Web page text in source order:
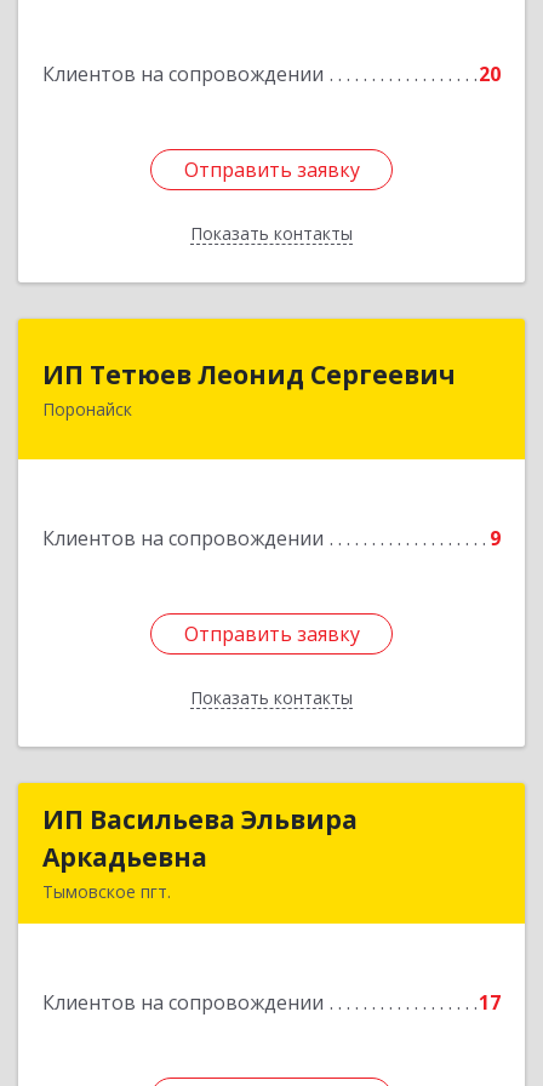
Клиентов на сопровождении 20
Отправить заявку
Показать контакты
Отправить заявку
Назад
ИП Тетюев Леонид Сергеевич
Поронайск
Клиентов на сопровождении 9
Отправить заявку
Показать контакты
694242, Сахалинская обл, Поронайск г, Фрунзе
Отправить заявку
Назад
ИП Васильева Эльвира
Аркадьевна
Тымовское пгт.
Клиентов на сопровождении 17
ИП Васильева Эльвира